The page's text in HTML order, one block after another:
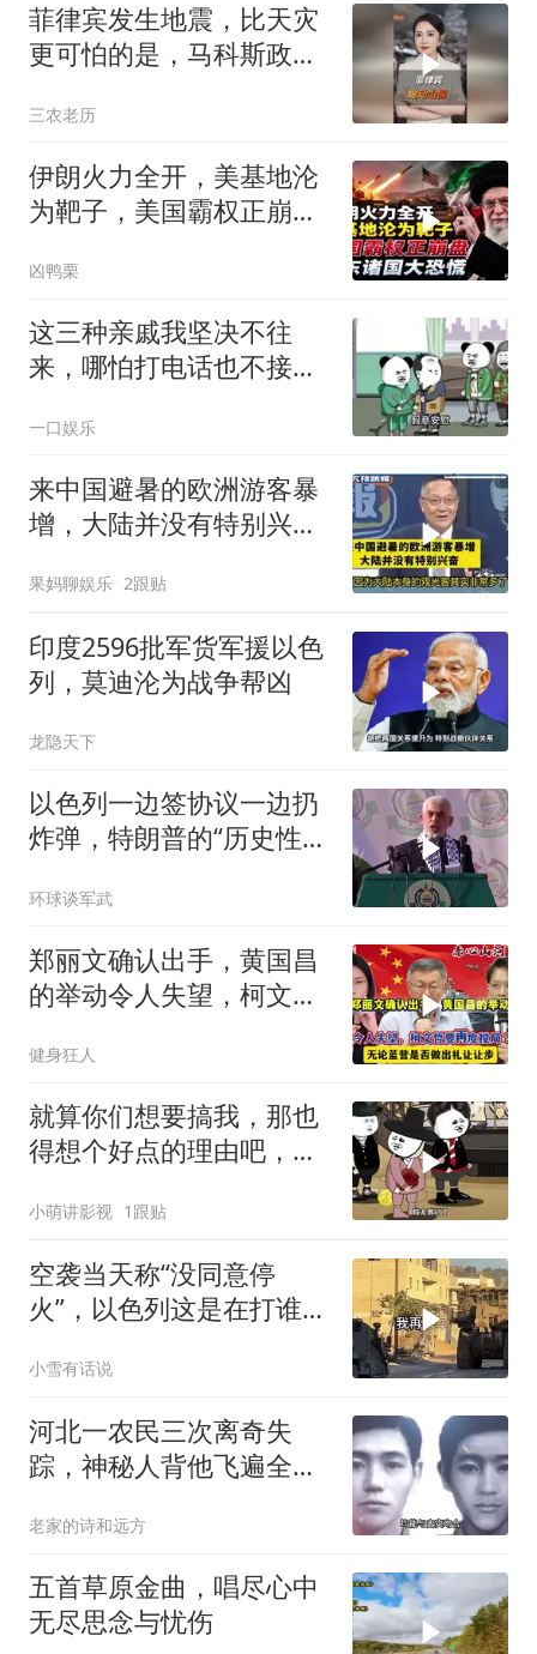
菲律宾发生地震，比天灾
更可怕的是，马科斯政府
三农老历
伊朗火力全开，美基地沦
为靶子，美国霸权正崩
凶鸭栗
这三种亲戚我坚决不往
来，哪怕打电话也不接，
一口娱乐
来中国避暑的欧洲游客暴
增，大陆并没有特别兴
果妈聊娱乐 2跟贴
印度2596批军货军援以色
列，莫迪沦为战争帮凶
龙隐天下
以色列一边签协议一边扔
炸弹，特朗普的“历史性协
环球谈军武
郑丽文确认出手，黄国昌
的举动令人失望，柯文哲
健身狂人
就算你们想要搞我，那也
得想个好点的理由吧，这
小萌讲影视 1跟贴
空袭当天称“没同意停
火”，以色列这是在打谁的
小雪有话说
河北一农民三次离奇失
踪，神秘人背他飞遍全中
老家的诗和远方
五首草原金曲，唱尽心中
无尽思念与忧伤